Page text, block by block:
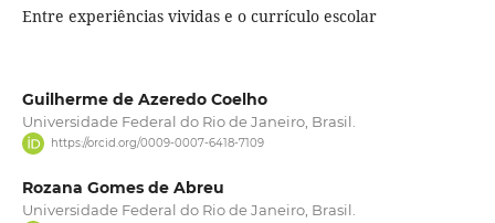
Entre experiências vividas e o currículo escolar
Guilherme de Azeredo Coelho
Universidade Federal do Rio de Janeiro, Brasil.
https://orcid.org/0009-0007-6418-7109
Rozana Gomes de Abreu
Universidade Federal do Rio de Janeiro, Brasil.